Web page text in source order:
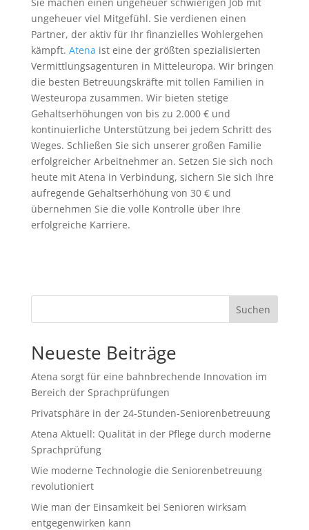
ungeheuer viel Mitgefühl. Sie verdienen einen
Partner, der aktiv für Ihr finanzielles Wohlergehen
kämpft. Atena ist eine der größten spezialisierten
Vermittlungsagenturen in Mitteleuropa. Wir bringen
die besten Betreuungskräfte mit tollen Familien in
Westeuropa zusammen. Wir bieten stetige
Gehaltserhöhungen von bis zu 2.000 € und
kontinuierliche Unterstützung bei jedem Schritt des
Weges. Schließen Sie sich unserer großen Familie
erfolgreicher Arbeitnehmer an. Setzen Sie sich noch
heute mit Atena in Verbindung, sichern Sie sich Ihre
aufregende Gehaltserhöhung von 30 € und
übernehmen Sie die volle Kontrolle über Ihre
erfolgreiche Karriere.
Suchen
Neueste Beiträge
Atena sorgt für eine bahnbrechende Innovation im
Bereich der Sprachprüfungen
Privatsphäre in der 24-Stunden-Seniorenbetreuung
Atena Aktuell: Qualität in der Pflege durch moderne
Sprachprüfung
Wie moderne Technologie die Seniorenbetreuung
revolutioniert
Wie man der Einsamkeit bei Senioren wirksam
entgegenwirken kann